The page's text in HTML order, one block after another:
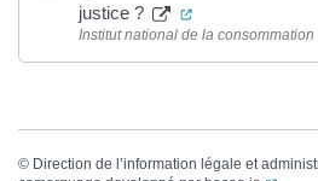
justice ?
(ouverture dans
Institut national de la consommation
© Direction de l’information légale et